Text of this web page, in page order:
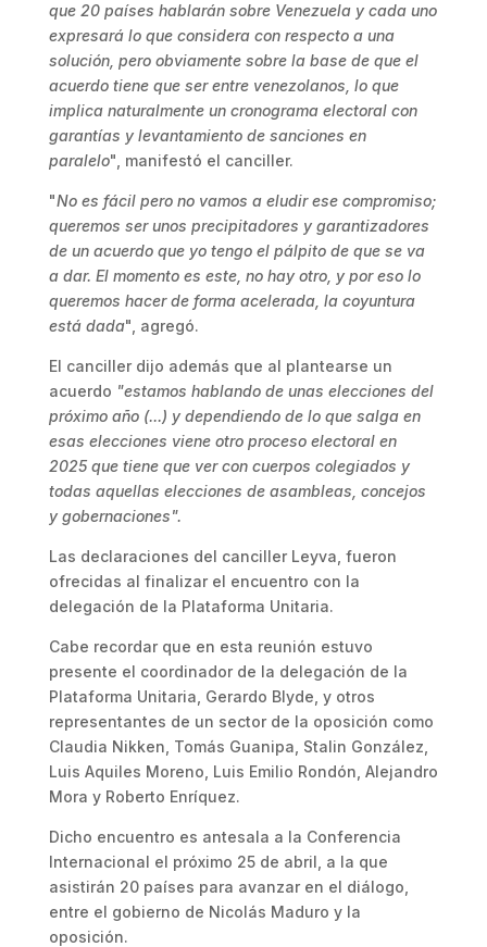
que 20 países hablarán sobre Venezuela y cada uno
expresará lo que considera con respecto a una
solución, pero obviamente sobre la base de que el
acuerdo tiene que ser entre venezolanos, lo que
implica naturalmente un cronograma electoral con
garantías y levantamiento de sanciones en
paralelo", manifestó el canciller.
"No es fácil pero no vamos a eludir ese compromiso;
queremos ser unos precipitadores y garantizadores
de un acuerdo que yo tengo el pálpito de que se va
a dar. El momento es este, no hay otro, y por eso lo
queremos hacer de forma acelerada, la coyuntura
está dada", agregó.
El canciller dijo además que al plantearse un
acuerdo "estamos hablando de unas elecciones del
próximo año (...) y dependiendo de lo que salga en
esas elecciones viene otro proceso electoral en
2025 que tiene que ver con cuerpos colegiados y
todas aquellas elecciones de asambleas, concejos
y gobernaciones".
Las declaraciones del canciller Leyva, fueron
ofrecidas al finalizar el encuentro con la
delegación de la Plataforma Unitaria.
Cabe recordar que en esta reunión estuvo
presente el coordinador de la delegación de la
Plataforma Unitaria, Gerardo Blyde, y otros
representantes de un sector de la oposición como
Claudia Nikken, Tomás Guanipa, Stalin González,
Luis Aquiles Moreno, Luis Emilio Rondón, Alejandro
Mora y Roberto Enríquez.
Dicho encuentro es antesala a la Conferencia
Internacional el próximo 25 de abril, a la que
asistirán 20 países para avanzar en el diálogo,
entre el gobierno de Nicolás Maduro y la
oposición.